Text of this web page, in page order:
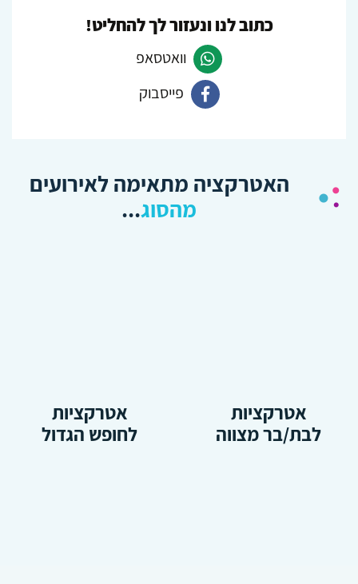
כתוב לנו ונעזור לך להחליט!
פנה
וואטסאפ
Facebook
פייסבוק
האטרקציה מתאימה לאירועים
מהסוג...
אטרקציות
לבת/בר מצווה
אטרקציות
לחופש הגדול